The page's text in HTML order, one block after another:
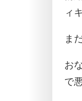
ィ
ま
お
で